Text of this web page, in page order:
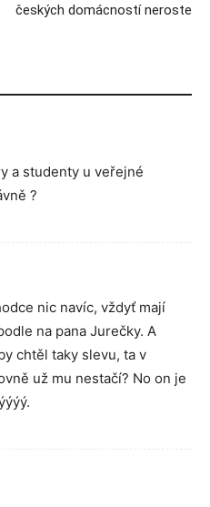
českých domácností neroste
a studenty u veřejné
?
nic navíc, vždyť mají
na pana Jurečky. A
chtěl taky slevu, ta v
už mu nestačí? No on je